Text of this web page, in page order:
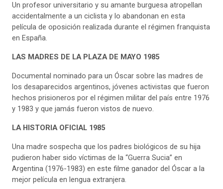
Un profesor universitario y su amante burguesa atropellan
accidentalmente a un ciclista y lo abandonan en esta
película de oposición realizada durante el régimen franquista
en España.
LAS MADRES DE LA PLAZA DE MAYO 1985
Documental nominado para un Óscar sobre las madres de
los desaparecidos argentinos, jóvenes activistas que fueron
hechos prisioneros por el régimen militar del país entre 1976
y 1983 y que jamás fueron vistos de nuevo.
LA HISTORIA OFICIAL 1985
Una madre sospecha que los padres biológicos de su hija
pudieron haber sido víctimas de la “Guerra Sucia” en
Argentina (1976-1983) en este filme ganador del Óscar a la
mejor película en lengua extranjera.